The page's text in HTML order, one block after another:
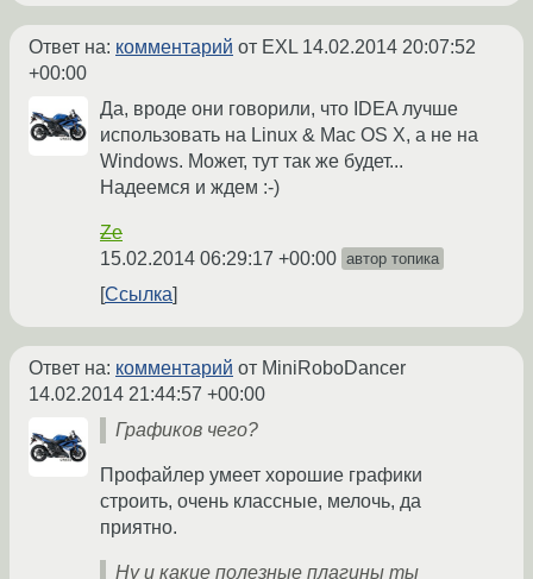
Ответ на: комментарий от EXL 14.02.2014 20:07:52
+00:00
Да, вроде они говорили, что IDEA лучше
использовать на Linux & Mac OS X, а не на
Windows. Может, тут так же будет...
Надеемся и ждем :-)
Ze
15.02.2014 06:29:17 +00:00 автор топика
Ссылка
Ответ на: комментарий от MiniRoboDancer
14.02.2014 21:44:57 +00:00
Графиков чего?
Профайлер умеет хорошие графики
строить, очень классные, мелочь, да
приятно.
Ну и какие полезные плагины ты